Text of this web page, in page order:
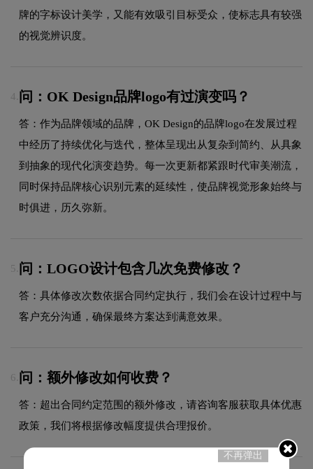
牌的字标设计美学，又能有效吸引目标受众，使标志具有较强
的视觉辨识度。
4. 问：OK Design品牌logo有过演变吗？
答：作为品牌领域的品牌，OK Design的品牌logo在发展过程
中经历了持续优化与迭代，整体呈现出从复杂到简约、从具象
到抽象的现代化演变趋势。每一次更新都紧跟时代审美潮流，
同时保持品牌核心识别元素的延续性，使品牌视觉形象始终与
时俱进，历久弥新。
5. 问：LOGO设计包含几次免费修改？
答：具体修改次数依据合同约定执行，我们会在设计过程中与
客户充分沟通，确保最终方案达到满意效果。
6. 问：额外修改如何收费？
答：超出合同约定范围的额外修改，请咨询客服获取具体优惠
政策，我们将根据修改幅度提供合理报价。
不再弹出